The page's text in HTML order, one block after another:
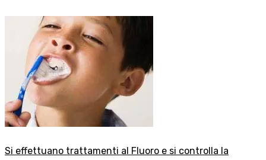
Si effettuano trattamenti al Fluoro e si controlla la